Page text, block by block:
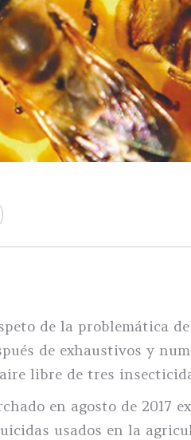
de la problemática
de exhaustivos y
libre de tres
en agosto de 2017
usados en la